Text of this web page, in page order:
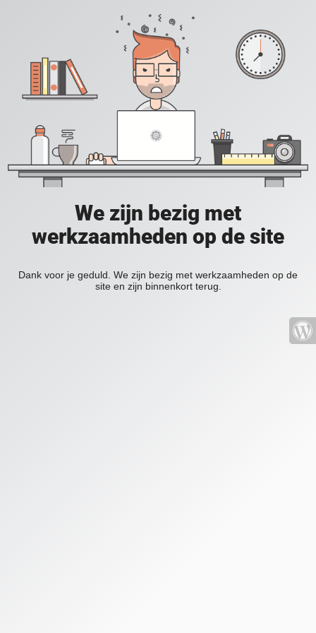
We zijn bezig met
werkzaamheden op de site
Dank voor je geduld. We zijn bezig met werkzaamheden op de
site en zijn binnenkort terug.